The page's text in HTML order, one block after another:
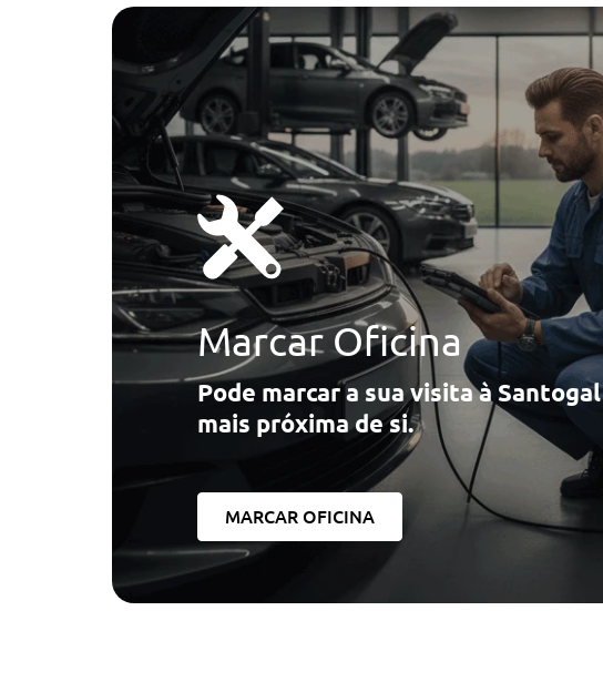
Marcar Oficina
Pode marcar a sua visita à Santogal
mais próxima de si.
MARCAR OFICINA